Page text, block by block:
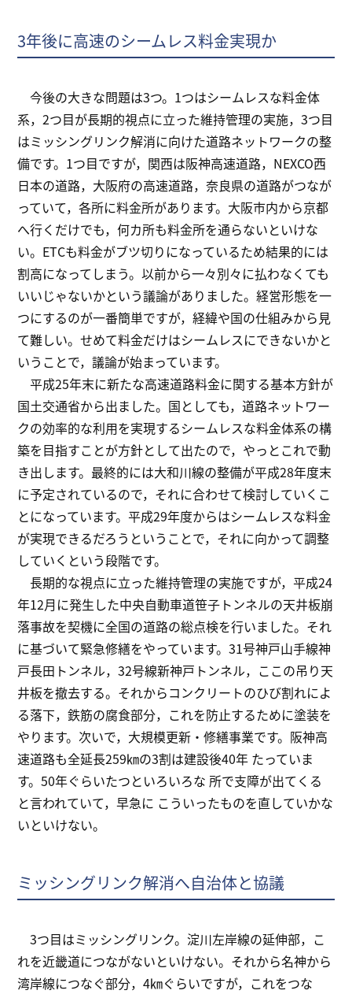
3年後に高速のシームレス料金実現か
今後の大きな問題は3つ。1つはシームレスな料金体
系，2つ目が長期的視点に立った維持管理の実施，3つ目
はミッシングリンク解消に向けた道路ネットワークの整
備です。1つ目ですが，関西は阪神高速道路，NEXCO西
日本の道路，大阪府の高速道路，奈良県の道路がつなが
っていて，各所に料金所があります。大阪市内から京都
へ行くだけでも，何カ所も料金所を通らないといけな
い。ETCも料金がブツ切りになっているため結果的には
割高になってしまう。以前から一々別々に払わなくても
いいじゃないかという議論がありました。経営形態を一
つにするのが一番簡単ですが，経緯や国の仕組みから見
て難しい。せめて料金だけはシームレスにできないかと
いうことで，議論が始まっています。
平成25年末に新たな高速道路料金に関する基本方針が
国土交通省から出ました。国としても，道路ネットワー
クの効率的な利用を実現するシームレスな料金体系の構
築を目指すことが方針として出たので，やっとこれで動
き出します。最終的には大和川線の整備が平成28年度末
に予定されているので，それに合わせて検討していくこ
とになっています。平成29年度からはシームレスな料金
が実現できるだろうということで，それに向かって調整
していくという段階です。
長期的な視点に立った維持管理の実施ですが，平成24
年12月に発生した中央自動車道笹子トンネルの天井板崩
落事故を契機に全国の道路の総点検を行いました。それ
に基づいて緊急修繕をやっています。31号神戸山手線神
戸長田トンネル，32号線新神戸トンネル，ここの吊り天
井板を撤去する。それからコンクリートのひび割れによ
る落下，鉄筋の腐食部分，これを防止するために塗装を
やります。次いで，大規模更新・修繕事業です。阪神高
速道路も全延長259㎞の3割は建設後40年 たっていま
す。50年ぐらいたつといろいろな 所で支障が出てくる
と言われていて，早急に こういったものを直していかな
いといけない。
ミッシングリンク解消へ自治体と協議
3つ目はミッシングリンク。淀川左岸線の延伸部，こ
れを近畿道につながないといけない。それから名神から
湾岸線につなぐ部分，4㎞ぐらいですが，これをつな